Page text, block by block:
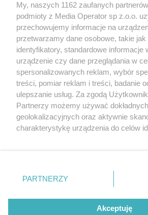
1 / 0
Wydawca mediów lokalnych
Nie zapomnij
zapoznać się z:
polityką prywatności
Twojemiasto
Piekary Śląskie
Chorzów
Tarnowskie Góry
Gliwice
Kontakt
Redakcja
My, naszych 1162 zaufanych
podmioty z Media Operator sp z.o.o.
przechowujemy informacje na
przetwarzamy dane osobowe, takie jak
identyfikatory, standardowe informacje
urządzenie czy dane przeglądania w
spersonalizowanych reklam, wybór
treści, pomiar reklam i treści, badanie
ulepszanie usług. Za zgodą
Partnerzy możemy używać
geolokalizacyjnych oraz aktywnie
charakterystykę urządzenia do celów
zmienić/wycofać klikając przycisk
znajdujący się w lewym dolnym rogu
rodzaje przetwarzania danych nie
użytkownika, ale masz prawo
PARTNERZY
Akceptuję